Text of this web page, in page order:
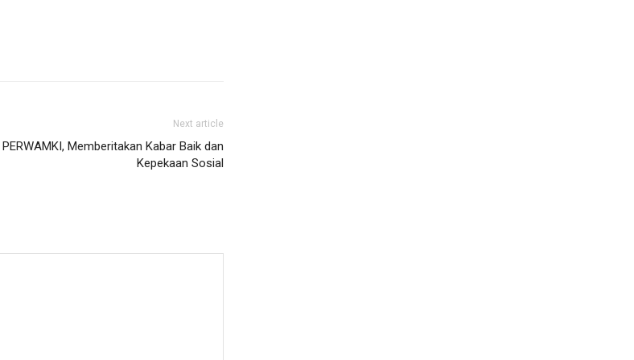
Next article
PERWAMKI, Memberitakan Kabar Baik dan
Kepekaan Sosial